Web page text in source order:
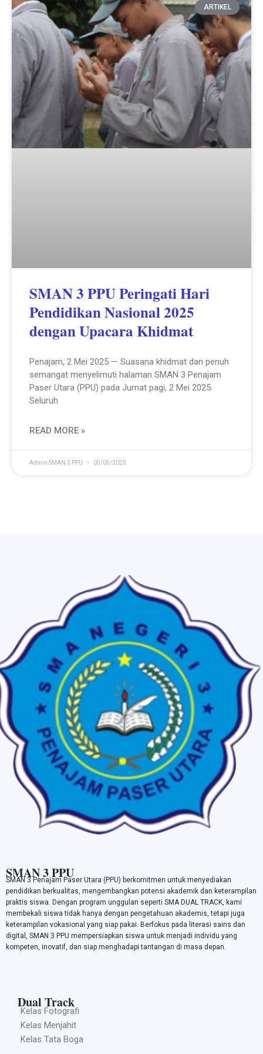
ARTIKEL
SMAN 3 PPU Peringati Hari
Pendidikan Nasional 2025
dengan Upacara Khidmat
Penajam, 2 Mei 2025 — Suasana khidmat dan penuh
semangat menyelimuti halaman SMAN 3 Penajam
Paser Utara (PPU) pada Jumat pagi, 2 Mei 2025.
Seluruh
READ MORE »
Admin SMAN 3 PPU 05/05/2025
SMAN 3 PPU
SMAN 3 Penajam Paser Utara (PPU) berkomitmen untuk menyediakan
pendidikan berkualitas, mengembangkan potensi akademik dan keterampilan
praktis siswa. Dengan program unggulan seperti SMA DUAL TRACK, kami
membekali siswa tidak hanya dengan pengetahuan akademis, tetapi juga
keterampilan vokasional yang siap pakai. Berfokus pada literasi sains dan
digital, SMAN 3 PPU mempersiapkan siswa untuk menjadi individu yang
kompeten, inovatif, dan siap menghadapi tantangan di masa depan.
Dual Track
Kelas Fotografi
Kelas Menjahit
Kelas Tata Boga